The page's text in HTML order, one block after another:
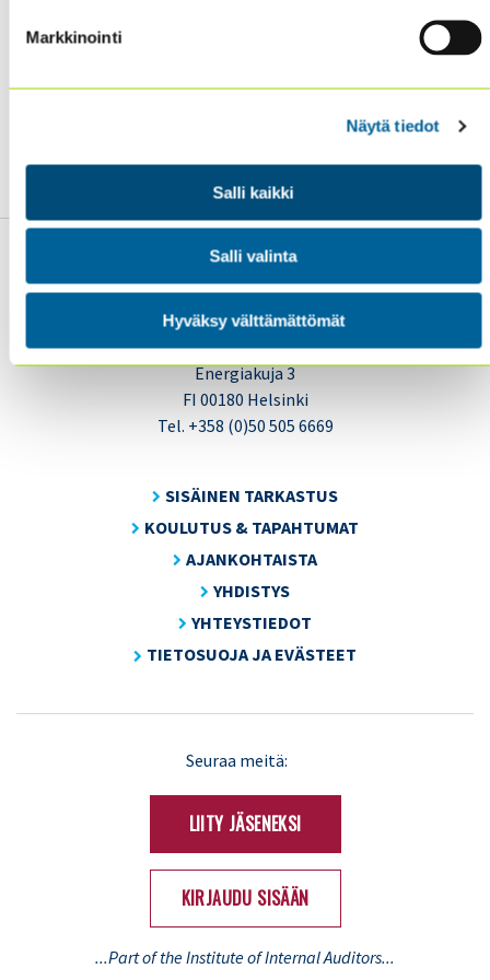
Markkinointi
Näytä tiedot
Salli kaikki
Salli valinta
Hyväksy välttämättömät
Awareness Champion Award:in johdosta.
lisätietoa jäsenyydestä, jäseneduista ja jäseneksi
Sisäiset tarkastajat ry / Oy Inreviso Ab
Energiakuja 3
FI 00180 Helsinki
Tel. +358 (0)50 505 6669
SISÄINEN TARKASTUS
KOULUTUS & TAPAHTUMAT
AJANKOHTAISTA
YHDISTYS
YHTEYSTIEDOT
TIETOSUOJA JA EVÄSTEET
Seuraa meitä:
LIITY JÄSENEKSI
KIRJAUDU SISÄÄN
...Part of the Institute of Internal Auditors...